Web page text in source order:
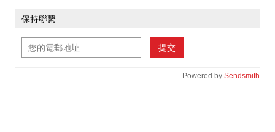
保持聯繫
提交
Powered by Sendsmith